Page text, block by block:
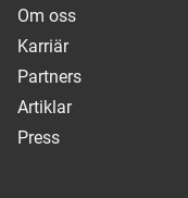
Om oss
Karriär
Partners
Artiklar
Press